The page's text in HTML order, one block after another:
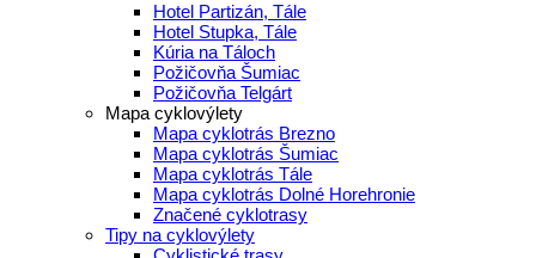
Hotel Partizán, Tále
Hotel Stupka, Tále
Kúria na Táloch
Požičovňa Šumiac
Požičovňa Telgárt
Mapa cyklovýlety
Mapa cyklotrás Brezno
Mapa cyklotrás Šumiac
Mapa cyklotrás Tále
Mapa cyklotrás Dolné Horehronie
Značené cyklotrasy
Tipy na cyklovýlety